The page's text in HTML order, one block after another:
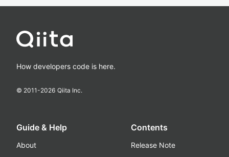
How developers code is here.
© 2011-2026 Qiita Inc.
Guide & Help
About
Contents
Release Note